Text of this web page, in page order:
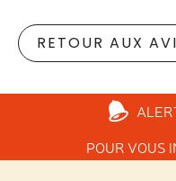
RETOUR AUX
POUR VOUS